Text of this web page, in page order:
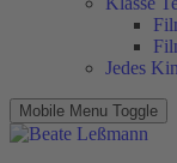
Jedes
Mobile Menu Toggle